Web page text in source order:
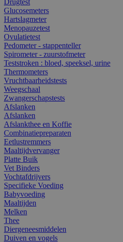
Glucosemeters
Hartslagmeter
Menopauzetest
Ovulatietest
Pedometer - stappenteller
Spirometer - zuurstofmeter
Teststroken : bloed, speeksel, urine
Thermometers
Vruchtbaarheidstests
Weegschaal
Zwangerschapstests
Afslanken
Afslanken
Afslankthee en Koffie
Combinatiepreparaten
Eetlustremmers
Maaltijdvervanger
Platte Buik
Vet Binders
Vochtafdrijvers
Specifieke Voeding
Babyvoeding
Maaltijden
Melken
Thee
Diergeneesmiddelen
Duiven en vogels